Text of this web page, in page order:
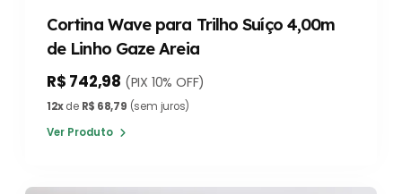
Cortina Wave para Trilho Suíço 4,00m
de Linho Gaze Areia
R$ 742,98 (PIX 10% OFF)
12xde R$ 68,79 (sem juros)
Ver Produto